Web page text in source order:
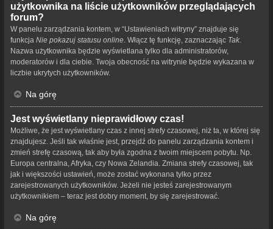
użytkownika na liście użytkowników przeglądających
forum?
W panelu zarządzania kontem, w “Ustawieniach witryny” znajduje się
funkcja Nie pokazuj statusu online . Włącz tę funkcję, zaznaczając Tak
Nazwa użytkownika będzie wyświetlana tylko dla administratorów,
moderatorów i dla ciebie. Twoja obecność na witrynie będzie wykazana w
liczbie ukrytych użytkowników.
Na górę
Jest wyświetlany nieprawidłowy czas!
Możliwe, że jest wyświetlany czas z innej strefy czasowej, niż ta, w której się
znajdujesz. Jeśli tak właśnie jest, przejdź do panelu zarządzania kontem i
zmień strefę czasową, tak aby była zgodna z twoim miejscem pobytu. Np.
Europa centralna, Afryka, czy Nowa Zelandia. Zmiana strefy czasowej, tak
jak i większości ustawień, może zostać wykonana tylko przez
zarejestrowanych użytkowników. Jeżeli nie jesteś zarejestrowanym
użytkownikiem – teraz jest dobry moment, by się zarejestrować.
Na górę